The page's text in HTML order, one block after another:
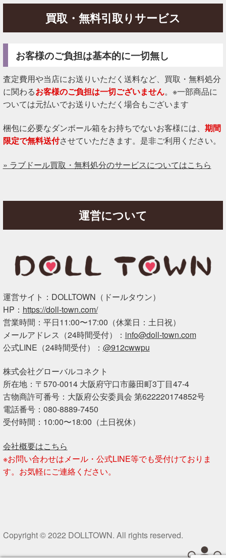
買取・無料引取りサービス
お客様のご負担は基本的に一切無し
査定費用や当店にお送りいただく送料など、買取・無料処分
に関わるお客様のご負担は一切ございません。※一部商品に
ついては元払いでお送りいただく場合もございます
梱包に必要なダンボール箱をお持ちでないお客様には、 期間
限定で無料送付させていただきます。是非ご利用ください。
» ラブドール買取・無料処分のサービスについてはこちら
運営について
運営サイト：DOLLTOWN（ドールタウン）
HP： https://doll-town.com/
営業時間：平日11:00〜17:00（休業日：土日祝）
メールアドレス（24時間受付）： info@doll-town.com
公式LINE（24時間受付）： @912cwwpu
株式会社グローバルコネクト
所在地：〒570-0014 大阪府守口市藤田町3丁目47-4
古物商許可番号：大阪府公安委員会 第622220174852号
電話番号：080-8889-7450
受付時間：10:00〜18:00（土日祝休）
会社概要はこちら
※お問い合わせはメール・公式LINE等でも受付けておりま
す。お気軽にご連絡ください。
Copyright © 2022 DOLLTOWN. All rights reserved.